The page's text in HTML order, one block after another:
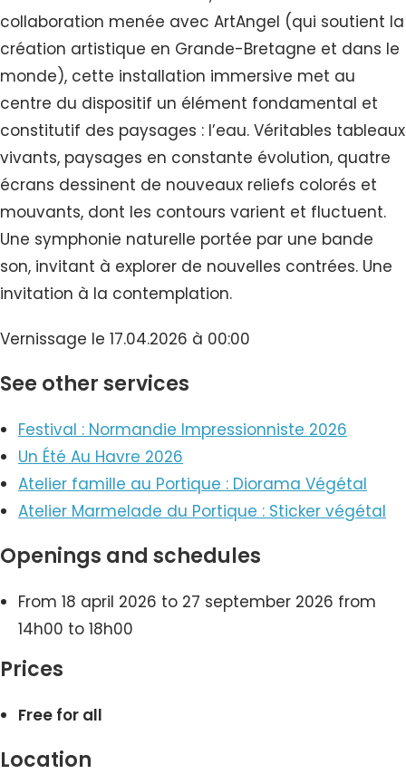
collaboration menée avec ArtAngel (qui soutient la
création artistique en Grande-Bretagne et dans le
monde), cette installation immersive met au
centre du dispositif un élément fondamental et
constitutif des paysages : l’eau. Véritables tableaux
vivants, paysages en constante évolution, quatre
écrans dessinent de nouveaux reliefs colorés et
mouvants, dont les contours varient et fluctuent.
Une symphonie naturelle portée par une bande
son, invitant à explorer de nouvelles contrées. Une
invitation à la contemplation.
Vernissage le 17.04.2026 à 00:00
See other services
Festival : Normandie Impressionniste 2026
Un Été Au Havre 2026
Atelier famille au Portique : Diorama Végétal
Atelier Marmelade du Portique : Sticker végétal
Openings and schedules
From 18 april 2026 to 27 september 2026 from
14h00 to 18h00
Prices
Free for all
Location